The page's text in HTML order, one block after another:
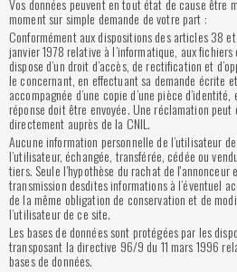
Vos données peuvent en tout état de cause être
moment sur simple demande de votre part :
Conformément aux dispositions des articles 38
janvier 1978 relative à l’informatique, aux
dispose d’un droit d’accès, de rectification et
le concernant, en effectuant sa demande écrite
accompagnée d’une copie d’une pièce
réponse doit être envoyée. Une réclamation
directement auprès de la CNIL.
Aucune information personnelle de l’utilisateur
l’utilisateur, échangée, transférée, cédée ou
tiers. Seule l’hypothèse du rachat de
transmission desdites informations à l’éventuel
de la même obligation de conservation et de
l’utilisateur de ce site.
Les bases de données sont protégées par les
transposant la directive 96/9 du 11 mars 1996
bases de données.